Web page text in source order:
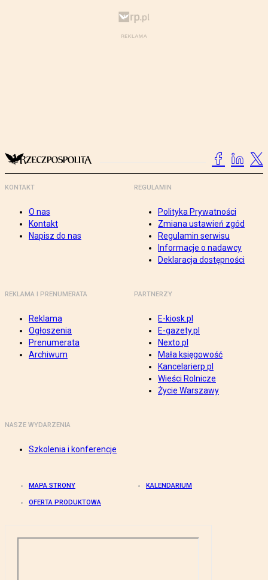
KONTAKT
O nas
Kontakt
Napisz do nas
REGULAMIN
Polityka Prywatności
Zmiana ustawień zgód
Regulamin serwisu
Informacje o nadawcy
Deklaracja dostępności
REKLAMA I PRENUMERATA
Reklama
Ogłoszenia
Prenumerata
Archiwum
PARTNERZY
E-kiosk.pl
E-gazety.pl
Nexto.pl
Mała księgowość
Kancelarierp.pl
Wieści Rolnicze
Życie Warszawy
NASZE WYDARZENIA
Szkolenia i konferencje
MAPA STRONY KALENDARIUM
OFERTA PRODUKTOWA